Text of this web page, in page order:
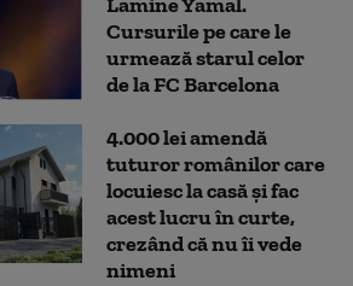
Cursurile pe care le
urmează starul celor
de la FC Barcelona
4.000 lei amendă
tuturor românilor care
locuiesc la casă și fac
acest lucru în curte,
crezând că nu îi vede
nimeni